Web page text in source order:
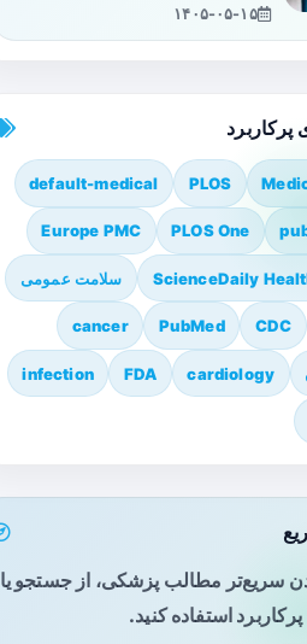
۱۴۰۵-۰۵-۱۵
PLOS
default-medical
PLOS One
Europe PMC
ScienceDaily سلامت عمومی
CDC
PubMed
cancer
cardiology
FDA
infection
سریع‌تر مطالب پزشکی، از جستجو یا
استفاده کنید.